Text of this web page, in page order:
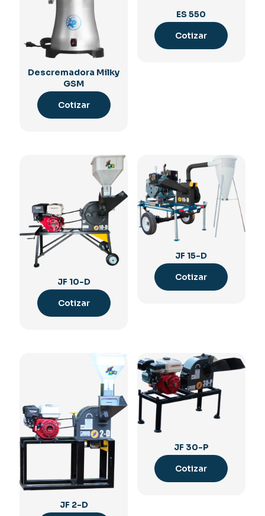
Descremadora Milky
GSM
Cotizar
ES 550
Cotizar
JF 10-D
Cotizar
JF 15-D
Cotizar
JF 2-D
JF 30-P
Cotizar